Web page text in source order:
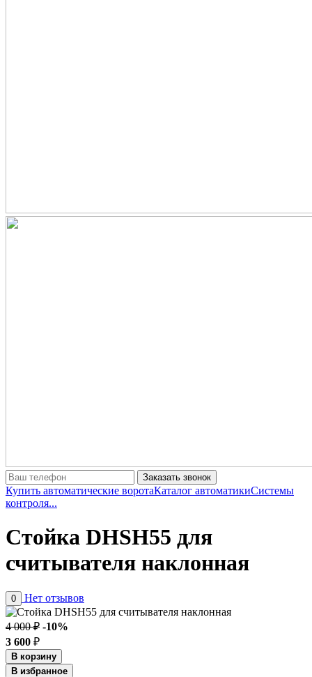
Заказать звонок
Купить автоматические воротаКаталог автоматикиСистемы
контроля...
Стойка DHSH55 для
считывателя наклонная
0 Нет отзывов
4 000 ₽ -10%
3 600 ₽
В корзину
В избранное